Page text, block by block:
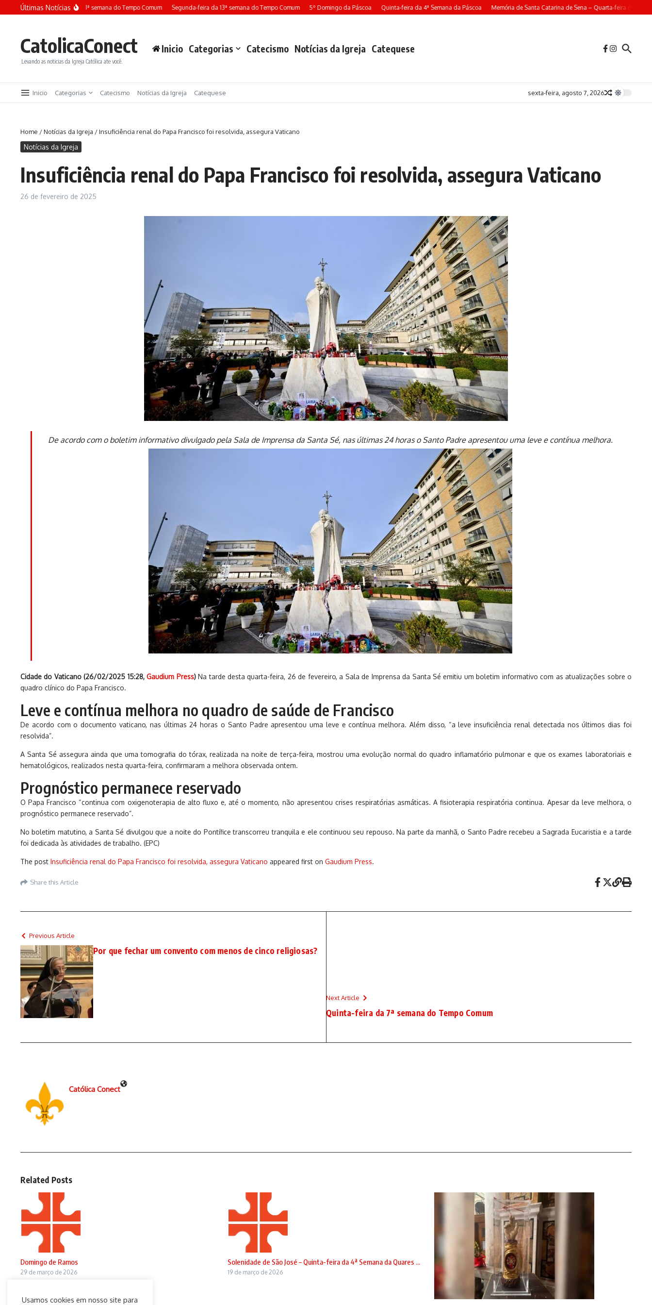
Ir para o conteúdo
Últimas Notícias
Terça-feira da 13ª semana do Tempo Comum Segunda-feira da 13ª semana do Tempo Comum 5º Domingo da Páscoa Quinta-feira da 4ª Semana da Páscoa Memória de Santa Catarina de Sena – Quarta-feira da 4ª
CatolicaConect
Levando as noticias da Igreja Católica ate você.
Inicio Categorias Catecismo Notícias da Igreja Catequese
Inicio Categorias Catecismo Notícias da Igreja Catequese sexta-feira, agosto 7, 2026
Home /Notícias da Igreja /Insuficiência renal do Papa Francisco foi resolvida, assegura Vaticano
Notícias da Igreja
Insuficiência renal do Papa Francisco foi resolvida, assegura Vaticano
26 de fevereiro de 2025
De acordo com o boletim informativo divulgado pela Sala de Imprensa da Santa Sé, nas últimas 24 horas o Santo Padre apresentou uma leve e contínua melhora.
Cidade do Vaticano (26/02/2025 15:28,Gaudium Press)Na tarde desta quarta-feira, 26 de fevereiro, a Sala de Imprensa da Santa Sé emitiu um boletim informativo com as atualizações sobre o
quadro clínico do Papa Francisco.
Leve e contínua melhora no quadro de saúde de Francisco
De acordo com o documento vaticano, nas últimas 24 horas o Santo Padre apresentou uma leve e contínua melhora. Além disso, “a leve insuficiência renal detectada nos últimos dias foi
resolvida”.
A Santa Sé assegura ainda que uma tomografia do tórax, realizada na noite de terça-feira, mostrou uma evolução normal do quadro inflamatório pulmonar e que os exames laboratoriais e
hematológicos, realizados nesta quarta-feira, confirmaram a melhora observada ontem.
Prognóstico permanece reservado
O Papa Francisco “continua com oxigenoterapia de alto fluxo e, até o momento, não apresentou crises respiratórias asmáticas. A fisioterapia respiratória continua. Apesar da leve melhora, o
prognóstico permanece reservado”.
No boletim matutino, a Santa Sé divulgou que a noite do Pontífice transcorreu tranquila e ele continuou seu repouso. Na parte da manhã, o Santo Padre recebeu a Sagrada Eucaristia e a tarde
foi dedicada às atividades de trabalho. (EPC)
The post Insuficiência renal do Papa Francisco foi resolvida, assegura Vaticano appeared first on Gaudium Press.
Share this Article
Previous Article
Por que fechar um convento com menos de cinco religiosas?
Next Article
Quinta-feira da 7ª semana do Tempo Comum
Católica Conect
Related Posts
Domingo de Ramos
29 de março de 2026
Solenidade de São José – Quinta-feira da 4ª Semana da Quares ...
19 de março de 2026
Usamos cookies em nosso site para